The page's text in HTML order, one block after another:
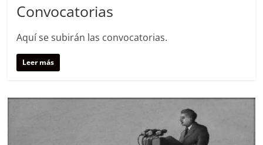
Convocatorias
Aquí se subirán las convocatorias.
Leer más